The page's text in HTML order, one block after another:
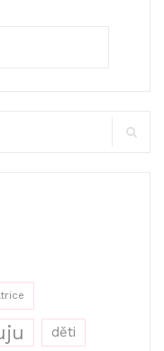
děti